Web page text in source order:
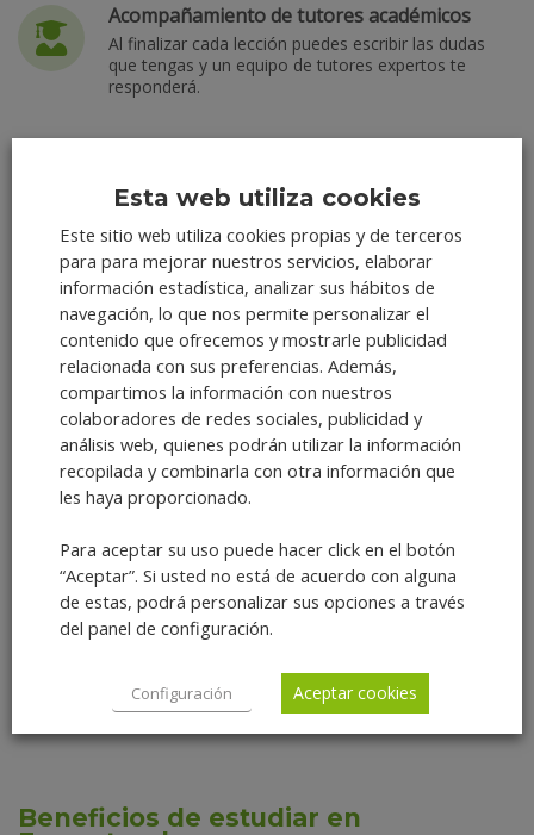
Acompañamiento de tutores académicos
Al finalizar cada lección puedes escribir las dudas
que tengas y un equipo de tutores expertos te
responderá.
actualizarán de forma constante para que siempre
y herramientas digitales.
Lo que nuestros alumnos
dicen
pacencia. Ha
gratificante.
Aprender de un modo fácil es posible
gracias a este excelente grupo de
escuela on-line muy cómoda e intuitiva.
Beneficios de estudiar en
Esta web utiliza cookies
Este sitio web utiliza cookies propias y de terceros
para para mejorar nuestros servicios, elaborar
información estadística, analizar sus hábitos de
navegación, lo que nos permite personalizar el
contenido que ofrecemos y mostrarle publicidad
relacionada con sus preferencias. Además,
compartimos la información con nuestros
colaboradores de redes sociales, publicidad y
análisis web, quienes podrán utilizar la información
recopilada y combinarla con otra información que
les haya proporcionado.
Para aceptar su uso puede hacer click en el botón
“Aceptar”. Si usted no está de acuerdo con alguna
de estas, podrá personalizar sus opciones a través
del panel de configuración.
Configuración Aceptar cookies
Rechazar cookies